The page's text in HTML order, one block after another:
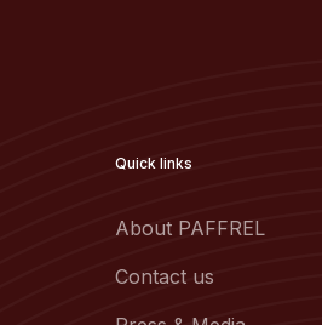
Quick links
About PAFFREL
Contact us